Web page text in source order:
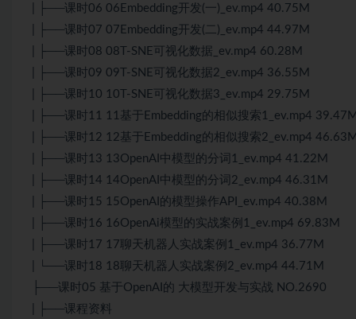
| ├──课时06 06Embedding开发(一)_ev.mp4 40.75M
| ├──课时07 07Embedding开发(二)_ev.mp4 44.97M
| ├──课时08 08T-SNE可视化数据_ev.mp4 60.28M
| ├──课时09 09T-SNE可视化数据2_ev.mp4 36.55M
| ├──课时10 10T-SNE可视化数据3_ev.mp4 29.75M
| ├──课时11 11基于Embedding的相似搜索1_ev.mp4
| ├──课时12 12基于Embedding的相似搜索2_ev.mp4
| ├──课时13 13OpenAI中模型的分词1_ev.mp4 41.22M
| ├──课时14 14OpenAI中模型的分词2_ev.mp4 46.31M
| ├──课时15 15OpenAI的模型操作API_ev.mp4 40.38M
| ├──课时16 16OpenAi模型的实战案例1_ev.mp4 69.83M
| ├──课时17 17聊天机器人实战案例1_ev.mp4 36.77M
| └──课时18 18聊天机器人实战案例2_ev.mp4 44.71M
├──课时05 基于OpenAI的 大模型开发与实战 NO.2690
| ├──课程资料